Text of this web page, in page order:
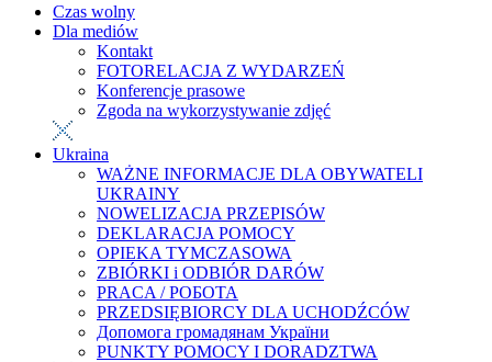
Czas wolny
Dla mediów
Kontakt
FOTORELACJA Z WYDARZEŃ
Konferencje prasowe
Zgoda na wykorzystywanie zdjęć
Ukraina
WAŻNE INFORMACJE DLA OBYWATELI
UKRAINY
NOWELIZACJA PRZEPISÓW
DEKLARACJA POMOCY
OPIEKA TYMCZASOWA
ZBIÓRKI i ODBIÓR DARÓW
PRACA / РОБОТА
PRZEDSIĘBIORCY DLA UCHODŹCÓW
Допомога громадянам України
PUNKTY POMOCY I DORADZTWA